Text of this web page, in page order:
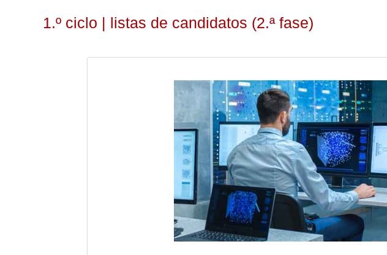
1.º ciclo | listas de candidatos (2.ª fase)